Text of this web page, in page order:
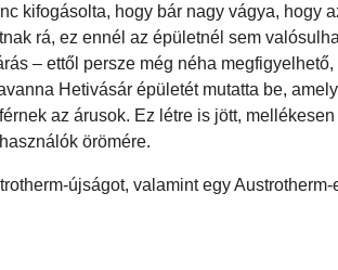
kifogásolta, hogy bár nagy vágya, hogy
rá, ez ennél az épületnél sem
– ettől persze még néha
Hetivásár épületét mutatta be,
az árusok. Ez létre is jött,
örömére.
újságot, valamint egy